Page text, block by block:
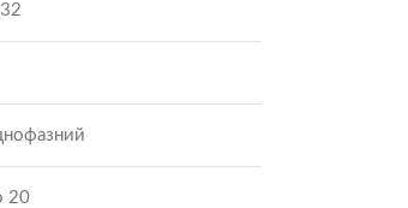
20